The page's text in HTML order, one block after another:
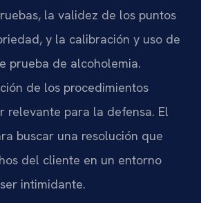
la validez de los puntos
y la calibración y uso de
prueba de alcoholemia.
de los procedimientos
relevante para la defensa. El
buscar una resolución que
del cliente en un entorno
intimidante.